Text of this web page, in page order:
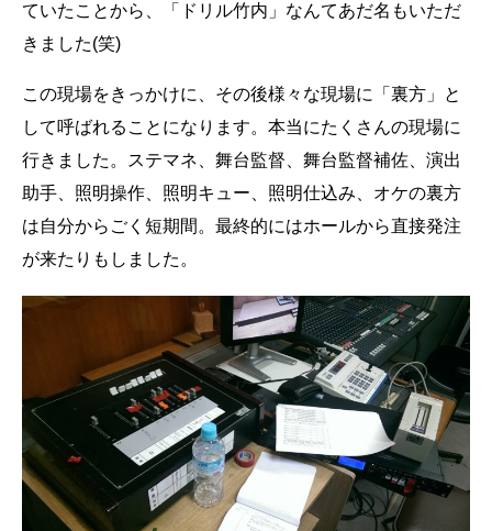
ていたことから、「ドリル竹内」なんてあだ名もいただ
きました(笑)
この現場をきっかけに、その後様々な現場に「裏方」と
して呼ばれることになります。本当にたくさんの現場に
行きました。ステマネ、舞台監督、舞台監督補佐、演出
助手、照明操作、照明キュー、照明仕込み、オケの裏方
は自分からごく短期間。最終的にはホールから直接発注
が来たりもしました。